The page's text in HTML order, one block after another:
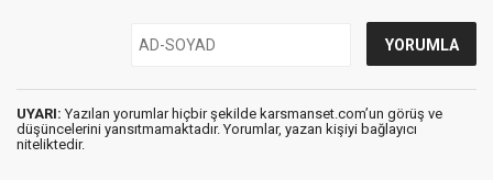
UYARI: Yazılan yorumlar hiçbir şekilde karsmanset.com’un görüş ve
düşüncelerini yansıtmamaktadır. Yorumlar, yazan kişiyi bağlayıcı
niteliktedir.